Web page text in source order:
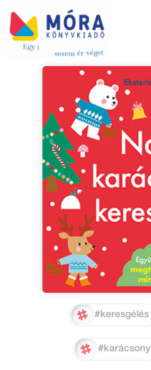
#keresgélés
#karácsony